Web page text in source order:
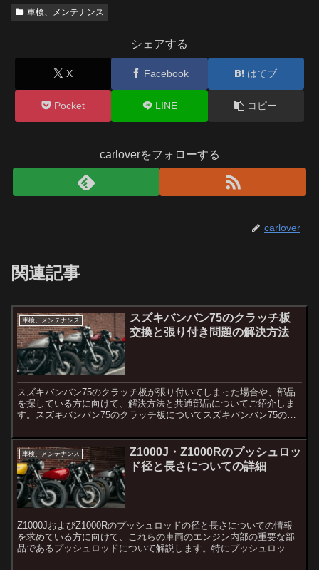
車検、メンテナンス
シェアする
X Facebook はてブ
Pocket LINE コピー
carloverをフォローする
carlover
関連記事
車検、メンテナンス
スズキバンバン75のクラッチ板
交換と張り付き問題の解決方法
スズキバンバン75のクラッチ板が張り付いてしまった場合や、部品
を探している方に向けて、解決方法と共通部品についてご紹介しま
す。スズキバンバン75のクラッチ板についてスズキバンバン75のク
車検、メンテナンス
Z1000J・Z1000Rのプッシュロッ
ド径と長さについての詳細
Z1000JおよびZ1000Rのプッシュロッドの径と長さについての情報
を求めている方に向けて、これらの車両のエンジン内部の重要な部
品であるプッシュロッドについて解説します。特にプッシュロッド